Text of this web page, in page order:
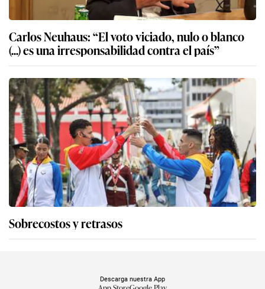
Carlos Neuhaus: “El voto viciado, nulo o blanco
(...) es una irresponsabilidad contra el país”
Sobrecostos y retrasos
Descarga nuestra App